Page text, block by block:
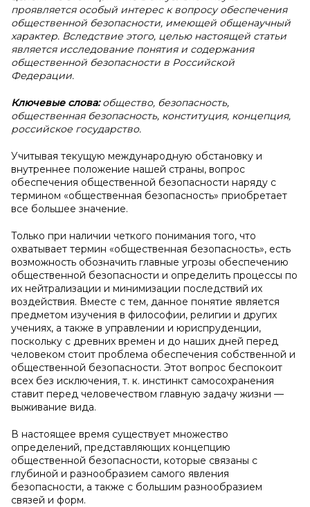
проявляется особый интерес к вопросу обеспечения
общественной безопасности, имеющей общенаучный
характер. Вследствие этого, целью настоящей статьи
является исследование понятия и содержания
общественной безопасности в Российской
Федерации.
Ключевые слова:общество, безопасность,
общественная безопасность, конституция, концепция,
российское государство.
Учитывая текущую международную обстановку и
внутреннее положение нашей страны, вопрос
обеспечения общественной безопасности наряду с
термином «общественная безопасность» приобретает
все большее значение.
Только при наличии четкого понимания того, что
охватывает термин «общественная безопасность», есть
возможность обозначить главные угрозы обеспечению
общественной безопасности и определить процессы по
их нейтрализации и минимизации последствий их
воздействия. Вместе с тем, данное понятие является
предметом изучения в философии, религии и других
учениях, а также в управлении и юриспруденции,
поскольку с древних времен и до наших дней перед
человеком стоит проблема обеспечения собственной и
общественной безопасности. Этот вопрос беспокоит
всех без исключения, т. к. инстинкт самосохранения
ставит перед человечеством главную задачу жизни —
выживание вида.
В настоящее время существует множество
определений, представляющих концепцию
общественной безопасности, которые связаны с
глубиной и разнообразием самого явления
безопасности, а также с большим разнообразием
связей и форм.